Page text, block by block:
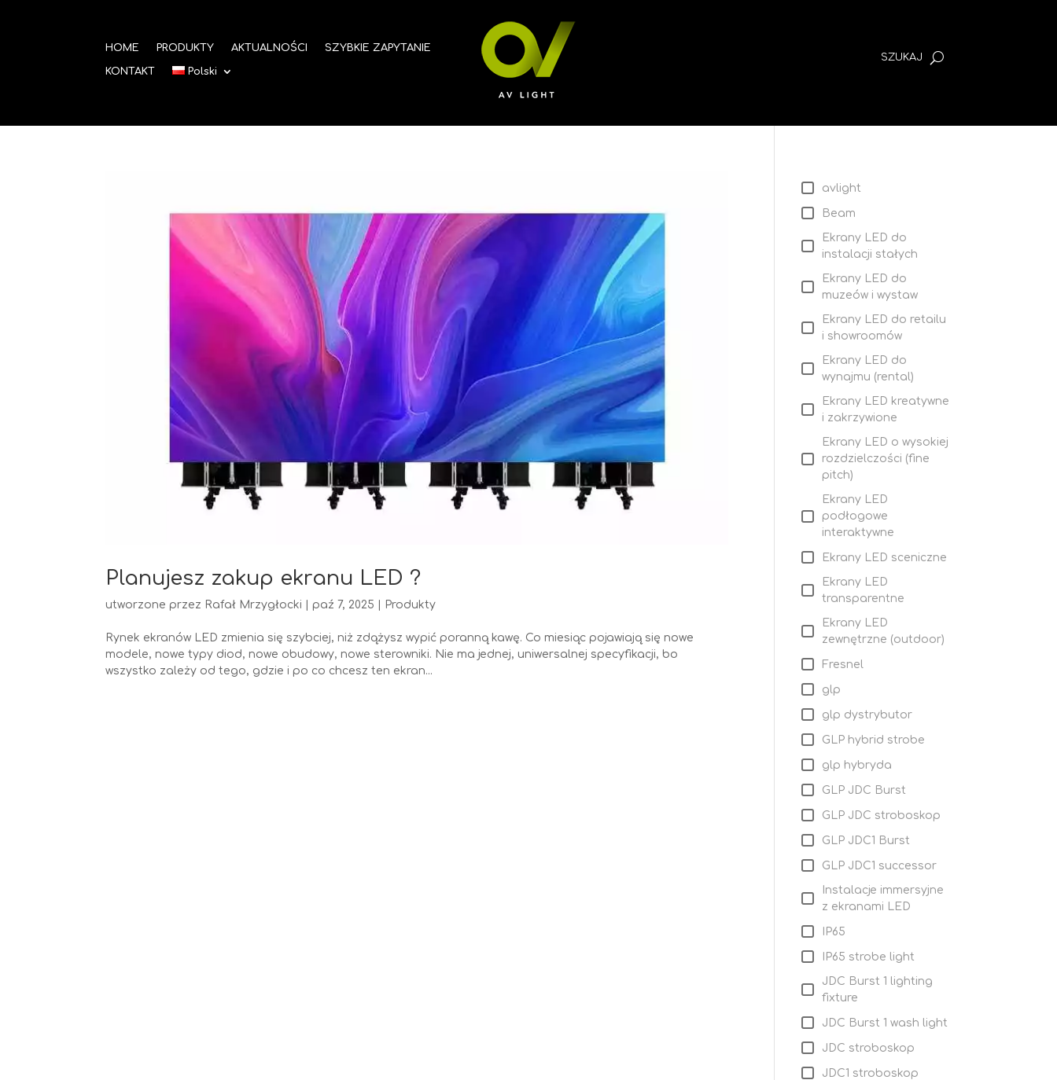
HOME PRODUKTY AKTUALNOŚCI SZYBKIE ZAPYTANIE
KONTAKT Polski
Planujesz zakup ekranu LED ?
utworzone przez Rafał Mrzygłocki |paź 7, 2025 Produkty
Rynek ekranów LED zmienia się szybciej, niż zdążysz wypić poranną kawę. Co miesiąc pojawiają się nowe
modele, nowe typy diod, nowe obudowy, nowe sterowniki. Nie ma jednej, uniwersalnej specyfikacji, bo
wszystko zależy od tego, gdzie i po co chcesz ten ekran...
avlight
Beam
Ekrany LED do
instalacji stałych
Ekrany LED do
muzeów i wystaw
Ekrany LED do retailu
i showroomów
Ekrany LED do
wynajmu (rental)
Ekrany LED kreatywne
i zakrzywione
Ekrany LED o wysokiej
rozdzielczości (fine
pitch)
Ekrany LED
podłogowe
interaktywne
Ekrany LED sceniczne
Ekrany LED
transparentne
Ekrany LED
zewnętrzne (outdoor)
Fresnel
glp
glp dystrybutor
GLP hybrid strobe
glp hybryda
GLP JDC Burst
GLP JDC stroboskop
GLP JDC1 Burst
GLP JDC1 successor
Instalacje immersyjne
z ekranami LED
IP65
IP65 strobe light
JDC Burst 1 lighting
fixture
JDC Burst 1 wash light
JDC stroboskop
JDC1 stroboskop